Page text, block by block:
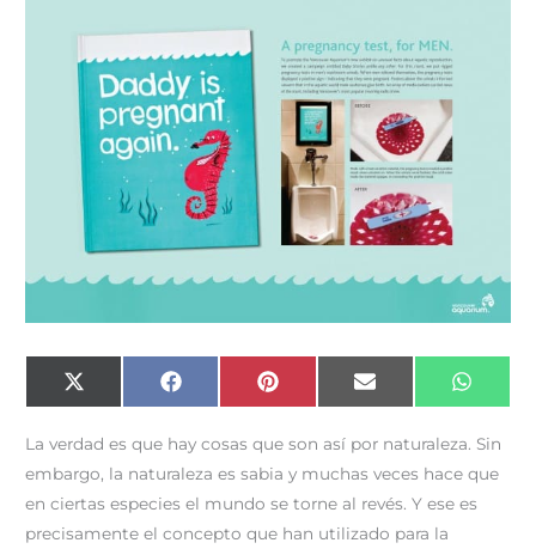
Compartir
en
X
(
i
t
t
e
r
)
Compartir
en
F
a
b
o
o
k
Compartir
en
P
i
e
r
e
s
t
Compartir
en
E
m
l
en
W
h
t
s
A
p
p
La verdad es que hay cosas que son así por naturaleza. Sin
embargo, la naturaleza es sabia y muchas veces hace que
en ciertas especies el mundo se torne al revés. Y ese es
precisamente el concepto que han utilizado para la